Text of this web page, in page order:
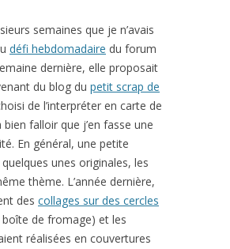
semaines que je n’avais
défi hebdomadaire du forum
dernière, elle proposait
du blog du petit scrap de
de l’interpréter en carte de
falloir que j’en fasse une
En général, une petite
unes originales, les
thème. L’année dernière,
des collages sur des cercles
de fromage) et les
réalisées en couvertures